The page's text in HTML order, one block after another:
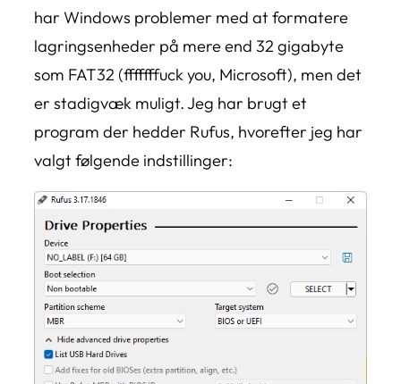
har Windows problemer med at formatere
lagringsenheder på mere end 32 gigabyte
som FAT32 (fffffffuck you, Microsoft), men det
er stadigvæk muligt. Jeg har brugt et
program der hedder Rufus, hvorefter jeg har
valgt følgende indstillinger: